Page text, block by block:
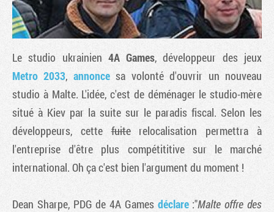
Le studio ukrainien 4A Games, développeur des jeux
Metro 2033, annoncesa volonté d'ouvrir un nouveau
studio à Malte. L'idée, c'est de déménager le studio-mère
situé à Kiev par la suite sur le paradis fiscal. Selon les
développeurs, cettefuiterelocalisation permettra à
l'entreprise d'être plus compétititive sur le marché
international. Oh ça c'est bien l'argument du moment !
Dean Sharpe, PDG de 4A Games déclare:"Malte offre des
Tribune